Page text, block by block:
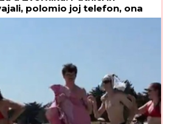
polomio joj telefon, ona
u bolnici!